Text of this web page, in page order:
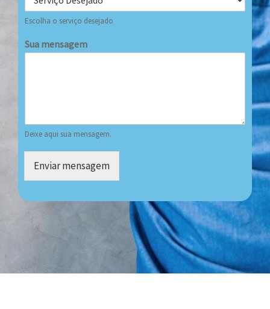
Escolha o serviço desejado
Sua mensagem
Deixe aqui sua mensagem.
Enviar mensagem